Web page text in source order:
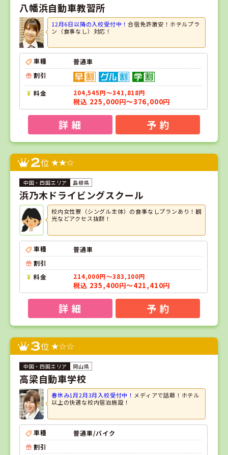
八幡浜自動車教習所
12月6日以降の入校受付中！合宿免許激安！ホテルプラ
ン（食事なし）対応！
車種
普通車
割引
料金 204,545円～341,818円
税込 225,000円～376,000円
詳 細 予 約
2位
島根県
浜乃木ドライビングスクール
校内女性寮（シングル主体）の食事なしプランあり！観
光などアクセス抜群！
車種
普通車
割引
料金
214,000円～383,100円
税込 235,400円～421,410円
詳 細 予 約
3位
岡山県
高梁自動車学校
春休み1月2月3月入校受付中！ メディアで話題！ホテル
以上の快適な校内宿泊施設！
車種
普通車/バイク
割引